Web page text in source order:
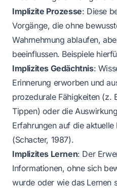
Implizite Prozesse: Diese
Vorgänge, die ohne
Wahrnehmung ablaufen,
beeinflussen. Beispiele
Implizites Gedächtnis:
Erinnerung erworben und
prozedurale Fähigkeiten (z.
Tippen) oder die
Erfahrungen auf die
(Schacter, 1987).
Implizites Lernen: Der
Informationen, ohne sich
wurde oder wie das Lernen